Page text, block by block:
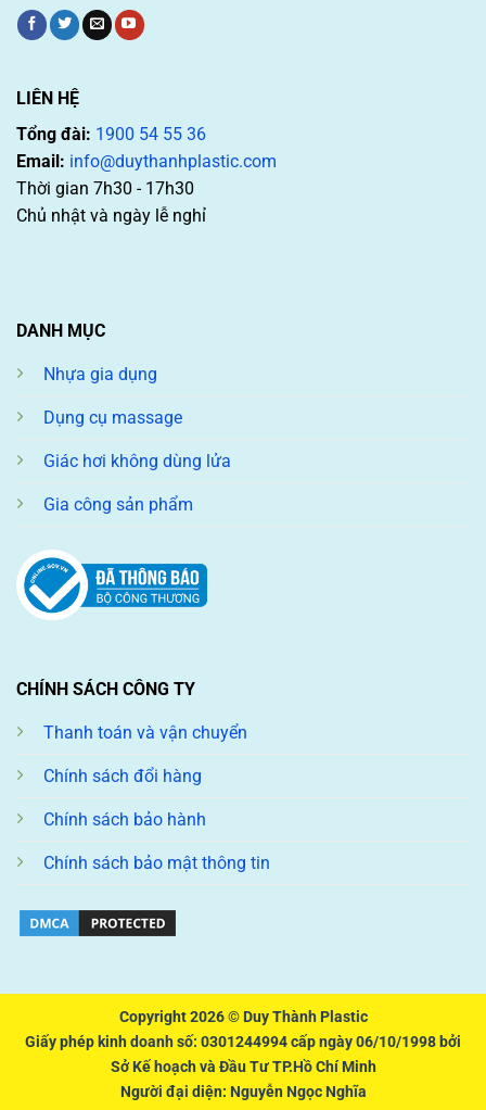
DANH MỤC
Nhựa gia dụng
Dụng cụ massage
Giác hơi không dùng lửa
Gia công sản phẩm
CHÍNH SÁCH CÔNG TY
Thanh toán và vận chuyển
Chính sách đổi hàng
Chính sách bảo hành
Chính sách bảo mật thông tin
LIÊN HỆ
Tổng đài: 1900 54 55 36
Email: info@duythanhplastic.com
Thời gian 7h30 - 17h30
Chủ nhật và ngày lễ nghỉ
Copyright 2026 ©Duy Thành Plastic
Giấy phép kinh doanh số: 0301244994 cấp ngày 06/10/1998 bởi
Sở Kế hoạch và Đầu Tư TP.Hồ Chí Minh
Người đại diện: Nguyễn Ngọc Nghĩa